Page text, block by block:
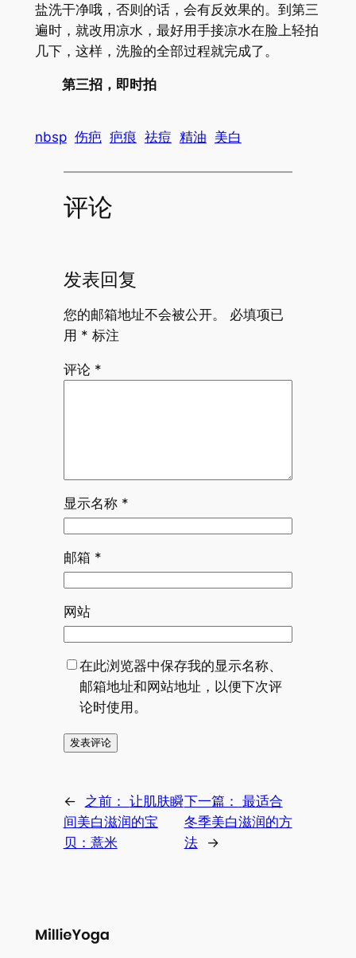
盐洗干净哦，否则的话，会有反效果的。到第三
遍时，就改用凉水，最好用手接凉水在脸上轻拍
几下，这样，洗脸的全部过程就完成了。
第三招，即时拍
nbsp 伤疤 疤痕 祛痘 精油 美白
评论
发表回复
您的邮箱地址不会被公开。
必填项已
用 * 标注
评论 *
显示名称 *
邮箱 *
网站
在此浏览器中保存我的显示名称、
邮箱地址和网站地址，以便下次评
论时使用。
← 之前： 让肌肤瞬
间美白滋润的宝
贝：薏米
下一篇： 最适合
冬季美白滋润的方
法
→